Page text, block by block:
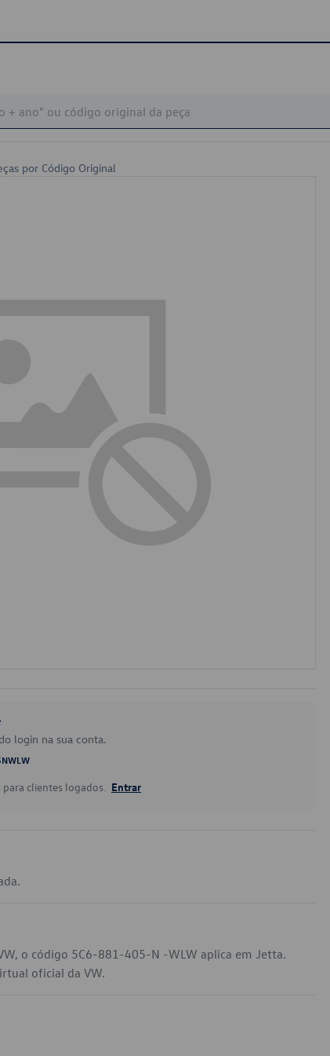
por Código Original
login na sua conta.
clientes logados. Entrar
o código 5C6-881-405-N -WLW aplica em Jetta.
oficial da VW.